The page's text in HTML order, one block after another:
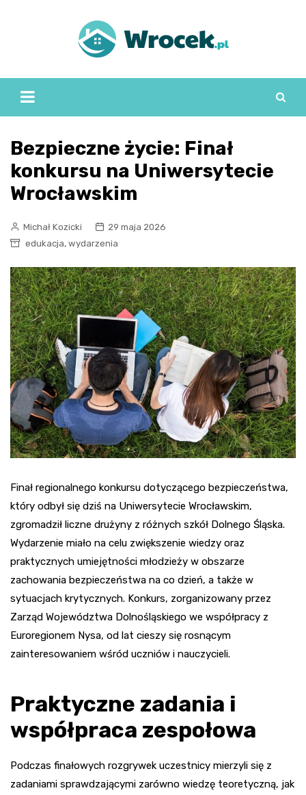
Bezpieczne życie: Finał
konkursu na Uniwersytecie
Wrocławskim
Michał Kozicki
29 maja 2026
edukacja, wydarzenia
Finał regionalnego konkursu dotyczącego bezpieczeństwa,
który odbył się dziś na Uniwersytecie Wrocławskim,
zgromadził liczne drużyny z różnych szkół Dolnego Śląska.
Wydarzenie miało na celu zwiększenie wiedzy oraz
praktycznych umiejętności młodzieży w obszarze
zachowania bezpieczeństwa na co dzień, a także w
sytuacjach krytycznych. Konkurs, zorganizowany przez
Zarząd Województwa Dolnośląskiego we współpracy z
Euroregionem Nysa, od lat cieszy się rosnącym
zainteresowaniem wśród uczniów i nauczycieli.
Praktyczne zadania i
współpraca zespołowa
Podczas finałowych rozgrywek uczestnicy mierzyli się z
zadaniami sprawdzającymi zarówno wiedzę teoretyczną, jak